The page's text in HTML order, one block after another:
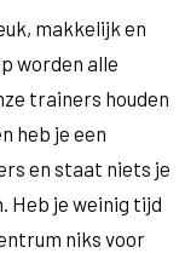
makkelijk en
worden alle
trainers houden
heb je een
en staat niets je
Heb je weinig tijd
niks voor